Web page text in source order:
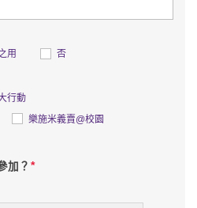
用 否
行動
樂施米義賣@校園
加？ *